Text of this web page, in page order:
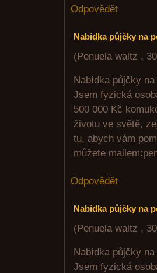
Odpovědět
Nabídka půjčky na
(Penuela waltz ,
Nabídka půjčky
Jsem fyzická
500 000 Kč
životu ve světě,
tu, abych vám
můžete
Odpovědět
Nabídka půjčky na
(Penuela waltz ,
Nabídka půjčky
Jsem fyzická